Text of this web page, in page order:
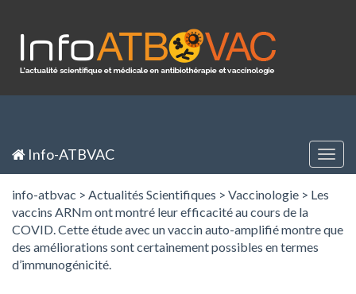
Info-ATBVAC
info-atbvac > Actualités Scientifiques > Vaccinologie > Les
vaccins ARNm ont montré leur efficacité au cours de la
COVID. Cette étude avec un vaccin auto-amplifié montre que
des améliorations sont certainement possibles en termes
d’immunogénicité.